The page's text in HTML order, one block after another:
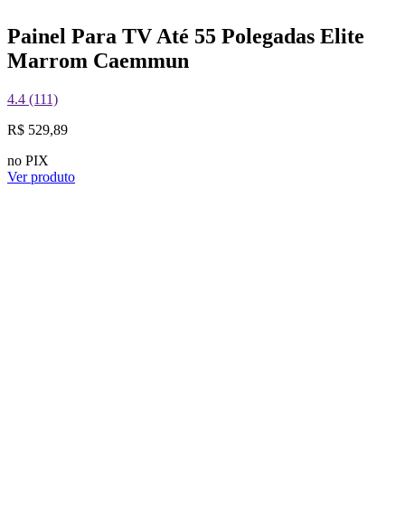
Painel Para TV Até 55 Polegadas Elite
Marrom Caemmun
4.4 (111)
R$ 529,89
no PIX
Ver produto